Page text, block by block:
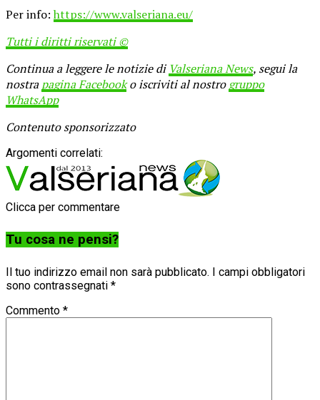
Per info:https://www.valseriana.eu/
Tutti i diritti riservati ©
Continua a leggere le notizie di Valseriana News, segui la
nostrapagina Facebooko iscriviti al nostrogruppo
WhatsApp
Contenuto sponsorizzato
Argomenti correlati:
Clicca per commentare
Tu cosa ne pensi?
Il tuo indirizzo email non sarà pubblicato. I campi obbligatori
sono contrassegnati *
Commento *